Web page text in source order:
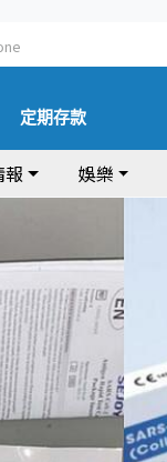
定期存款
報 娛樂